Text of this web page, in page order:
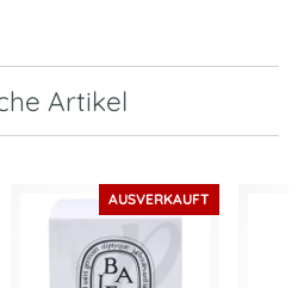
Artikel
AUSVERKAUFT